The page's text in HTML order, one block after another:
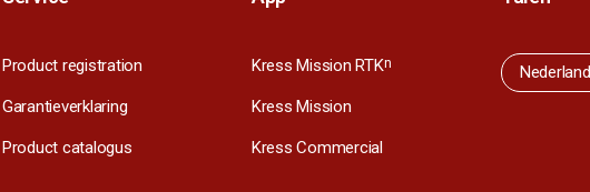
Product registration
Garantieverklaring
Product catalogus
Kress Mission RTKn
Kress Mission
Kress Commercial
Nederland